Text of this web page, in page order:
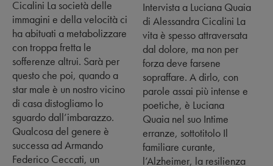
Cicalini La società delle
immagini e della velocità ci
ha abituati a metabolizzare
con troppa fretta le
sofferenze altrui. Sarà per
questo che poi, quando a
star male è un nostro vicino
di casa distogliamo lo
sguardo dall’imbarazzo.
Qualcosa del genere è
successa ad Armando
Federico Ceccati, un
Intervista a Luciana Quaia
di Alessandra Cicalini La
vita è spesso attraversata
dal dolore, ma non per
forza deve farsene
sopraffare. A dirlo, con
parole assai più intense e
poetiche, è Luciana
Quaia nel suo Intime
erranze, sottotitolo Il
familiare curante,
l’Alzheimer, la resilienza